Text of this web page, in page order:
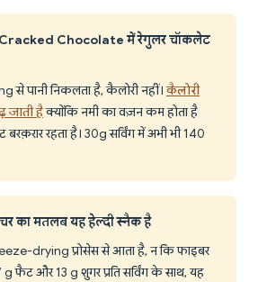
Chocolate में रेगुलर चॉकलेट
से पानी निकलता है, कैलोरी नहीं।कैलोरी
जाती हैक्योंकि नमी का वज़न कम होता है
रहता है। 30g सर्विंग में अभी भी 140
का मतलब यह हेल्दी स्नैक है
drying प्रोसेस से आता है, न कि फाइबर
फैट और 13 g शुगर प्रति सर्विंग के साथ, यह